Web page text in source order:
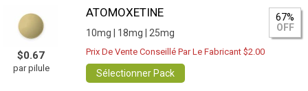
$0.67
par pilule
ATOMOXETINE
10mg | 18mg | 25mg
67%
OFF
Prix De Vente Conseillé Par Le Fabricant $2.00
Sélectionner Pack